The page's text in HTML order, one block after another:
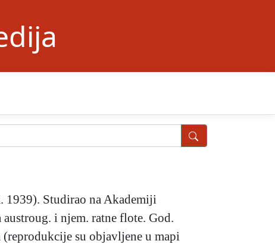
1939). Studirao na Akademiji
i njem. ratne flote. God.
su objavljene u mapi